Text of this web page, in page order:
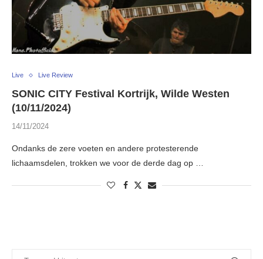
Live Live Review
SONIC CITY Festival Kortrijk, Wilde Westen
(10/11/2024)
14/11/2024
Ondanks de zere voeten en andere protesterende
lichaamsdelen, trokken we voor de derde dag op …